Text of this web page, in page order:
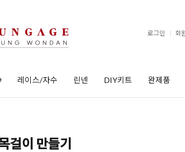
로그인 회
레이스/자수 린넨 DIY키트 완제품
걸이 만들기